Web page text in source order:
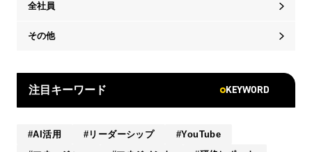
全社員
その他
注目キーワード KEYWORD
AI活用 リーダーシップ
YouTube